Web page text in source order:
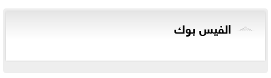
الفيس بوك